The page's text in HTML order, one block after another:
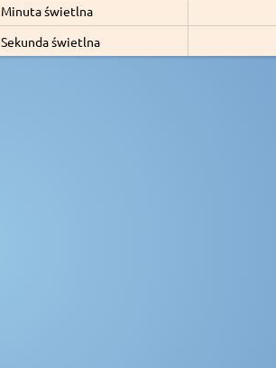
Minuta świetlna
Sekunda świetlna